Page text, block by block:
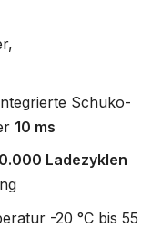
Schuko-
10 ms
Ladezyklen
-20 °C bis 55